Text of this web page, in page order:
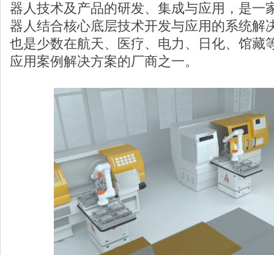
器人技术及产品的研发、集成与应用，是一
器人结合核心底层技术开发与应用的系统解
也是少数在航天、医疗、电力、日化、馆藏
应用案例解决方案的厂商之一。